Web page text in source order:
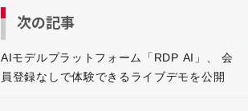
次の記事
AIモデルプラットフォーム「RDP AI」、 会
員登録なしで体験できるライブデモを公開